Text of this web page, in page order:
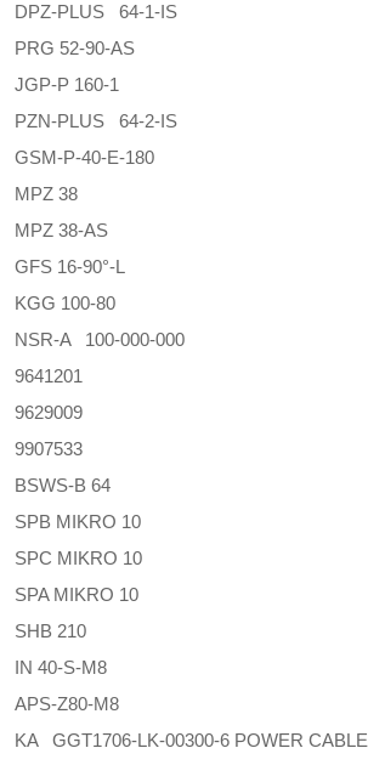
DPZ-PLUS 64-1-IS
PRG 52-90-AS
JGP-P 160-1
PZN-PLUS 64-2-IS
GSM-P-40-E-180
MPZ 38
MPZ 38-AS
GFS 16-90°-L
KGG 100-80
NSR-A 100-000-000
9641201
9629009
9907533
BSWS-B 64
SPB MIKRO 10
SPC MIKRO 10
SPA MIKRO 10
SHB 210
IN 40-S-M8
APS-Z80-M8
KA GGT1706-LK-00300-6 POWER CABLE